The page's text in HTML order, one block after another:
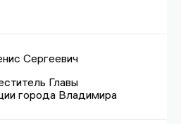
Сергеевич
Главы
города Владимира